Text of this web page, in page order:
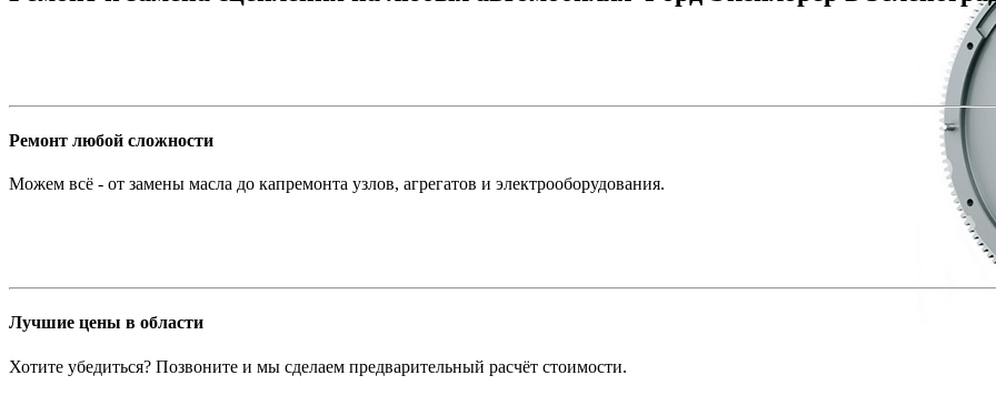
Ремонт любой сложности
Можем всё - от замены масла до капремонта узлов, агрегатов и электрооборудования.
Лучшие цены в области
Хотите убедиться? Позвоните и мы сделаем предварительный расчёт стоимости.